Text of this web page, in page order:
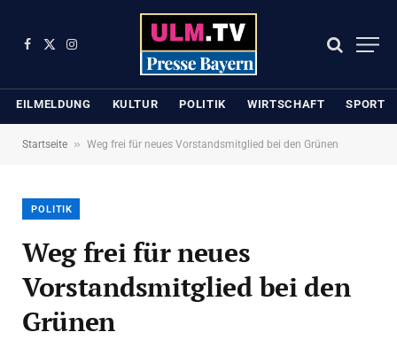
Facebook
X
Instagram
EILMELDUNG KULTUR POLITIK WIRTSCHAFT SPORT
Startseite » Weg frei für neues Vorstandsmitglied bei den Grünen
POLITIK
Weg frei für neues
Vorstandsmitglied bei den
Grünen